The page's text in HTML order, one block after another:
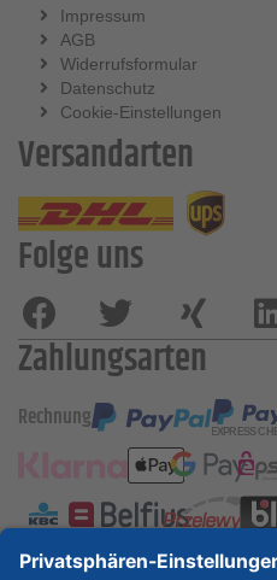
Impressum
AGB
Widerrufsformular
Datenschutz
Cookie-Einstellungen
Versandarten
Folge uns
Zahlungsarten
Rechnung
ESSKA International